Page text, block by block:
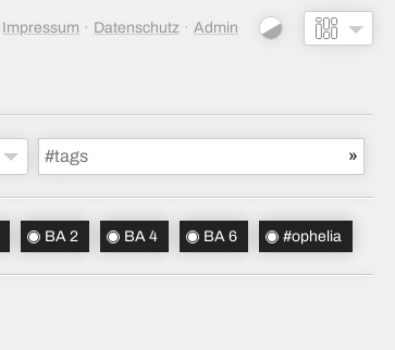
Impressum Datenschutz Admin
BA 2 BA 4 BA 6 #ophelia